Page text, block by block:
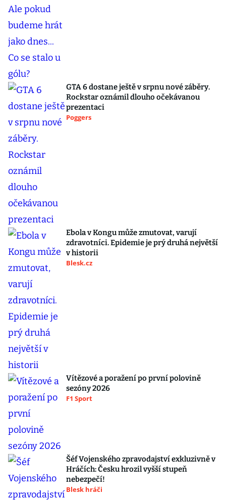
GTA 6 dostane ještě v srpnu nové záběry.
Rockstar oznámil dlouho očekávanou
prezentaci
Poggers
Ebola v Kongu může zmutovat, varují
zdravotníci. Epidemie je prý druhá největší
v historii
Blesk.cz
Vítězové a poražení po první polovině
sezóny 2026
F1 Sport
Šéf Vojenského zpravodajství exkluzivně v
Hráčích: Česku hrozil vyšší stupeň
nebezpečí!
Blesk hráči